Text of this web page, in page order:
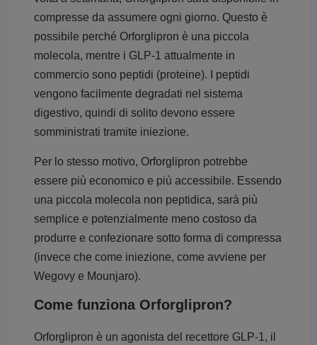
compresse da assumere ogni giorno. Questo è
possibile perché Orforglipron è una piccola
molecola, mentre i GLP-1 attualmente in
commercio sono peptidi (proteine). I peptidi
vengono facilmente degradati nel sistema
digestivo, quindi di solito devono essere
somministrati tramite iniezione.
Per lo stesso motivo, Orforglipron potrebbe
essere più economico e più accessibile. Essendo
una piccola molecola non peptidica, sarà più
semplice e potenzialmente meno costoso da
produrre e confezionare sotto forma di compressa
(invece che come iniezione, come avviene per
Wegovy e Mounjaro).
Come funziona Orforglipron?
Orforglipron è un agonista del recettore GLP-1, il